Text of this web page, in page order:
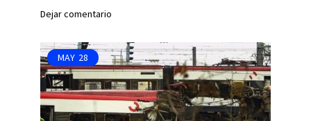
Dejar comentario
MAY 28